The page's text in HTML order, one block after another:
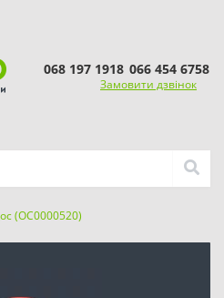
068 197 1918 066 454 6758
Замовити дзвінок
(OC0000520)